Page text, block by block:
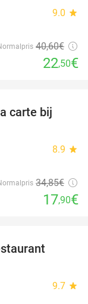
9.0 star
40,60€
22,50€
49%
carte bij
8.9 star
34,85€
17,90€
9.7 star